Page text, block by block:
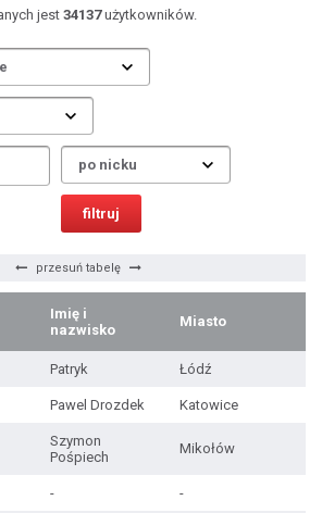
jest 34137użytkowników.
przesuń tabelę
Imię i
nazwisko
Miasto
Patryk Łódź
Pawel Drozdek Katowice
Szymon
Pośpiech
Mikołów
- -